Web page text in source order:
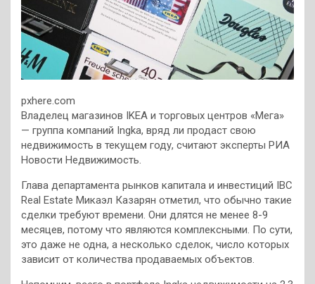
pxhere.com
Владелец магазинов IKEA и торговых центров «Мега»
— группа компаний Ingka, вряд ли продаст свою
недвижимость в текущем году, считают эксперты РИА
Новости Недвижимость.
Глава департамента рынков капитала и инвестиций IBC
Real Estate Микаэл Казарян отметил, что обычно такие
сделки требуют времени. Они длятся не менее 8-9
месяцев, потому что являются комплексными. По сути,
это даже не одна, а несколько сделок, число которых
зависит от количества продаваемых объектов.